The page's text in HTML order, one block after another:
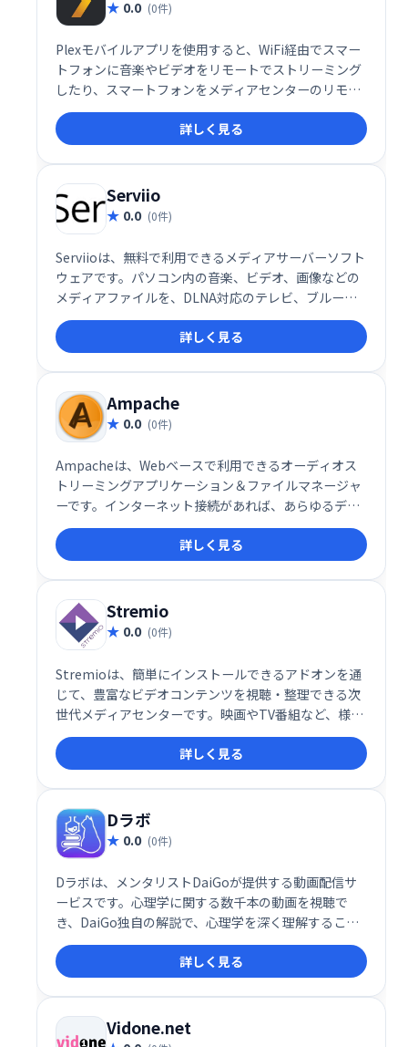
0.0 (0件)
Plexモバイルアプリを使用すると、WiFi経由でスマー
トフォンに音楽やビデオをリモートでストリーミング
したり、スマートフォンをメディアセンターのリモコ
ンとして使用したりできます。
詳しく見る
Serviio
0.0 (0件)
Serviioは、無料で利用できるメディアサーバーソフト
ウェアです。パソコン内の音楽、ビデオ、画像などの
メディアファイルを、DLNA対応のテレビ、ブルーレ
イプレーヤー、ゲーム機などのデバイスへストリーミ
ング配信できます。ホームネットワーク内で手軽にメ
ディア共有を実現し、様々なデバイスでエンターテイ
ンメントをお楽しみいただけます。複雑な設定は不要
で、簡単に導入できます。
詳しく見る
Ampache
0.0 (0件)
Ampacheは、Webベースで利用できるオーディオス
トリーミングアプリケーション＆ファイルマネージャ
ーです。インターネット接続があれば、あらゆるデバ
イスから音楽にアクセスできます。場所を選ばず、お
気に入りの音楽を自由に楽しめます。
詳しく見る
Stremio
0.0 (0件)
Stremioは、簡単にインストールできるアドオンを通
じて、豊富なビデオコンテンツを視聴・整理できる次
世代メディアセンターです。映画やTV番組など、様々
なエンターテインメントをワンストップで楽しめる、
使い勝手の良いプラットフォームです。
詳しく見る
Dラボ
0.0 (0件)
Dラボは、メンタリストDaiGoが提供する動画配信サ
ービスです。心理学に関する数千本の動画を視聴で
き、DaiGo独自の解説で、心理学を深く理解すること
ができます。 様々なテーマを網羅した豊富なコンテン
ツで、あなたの学びをサポートします。
詳しく見る
Vidone.net